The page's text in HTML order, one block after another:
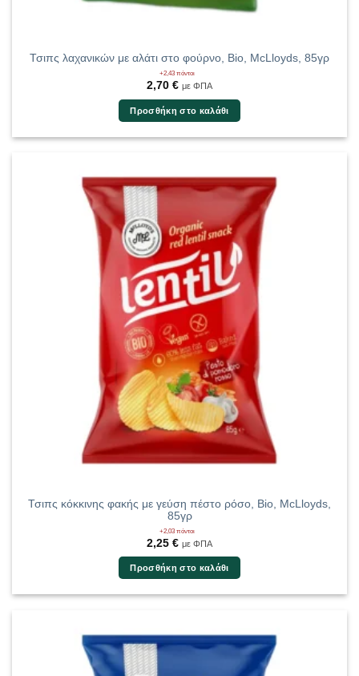
Τσιπς λαχανικών με αλάτι στο φούρνο, Bio, McLloyds, 85γρ
+2,43 πόντοι
2,70 € με ΦΠΑ
Προσθήκη στο καλάθι
Τσιπς κόκκινης φακής με γεύση πέστο ρόσο, Bio, McLloyds,
85γρ
+2,03 πόντοι
2,25 € με ΦΠΑ
Προσθήκη στο καλάθι